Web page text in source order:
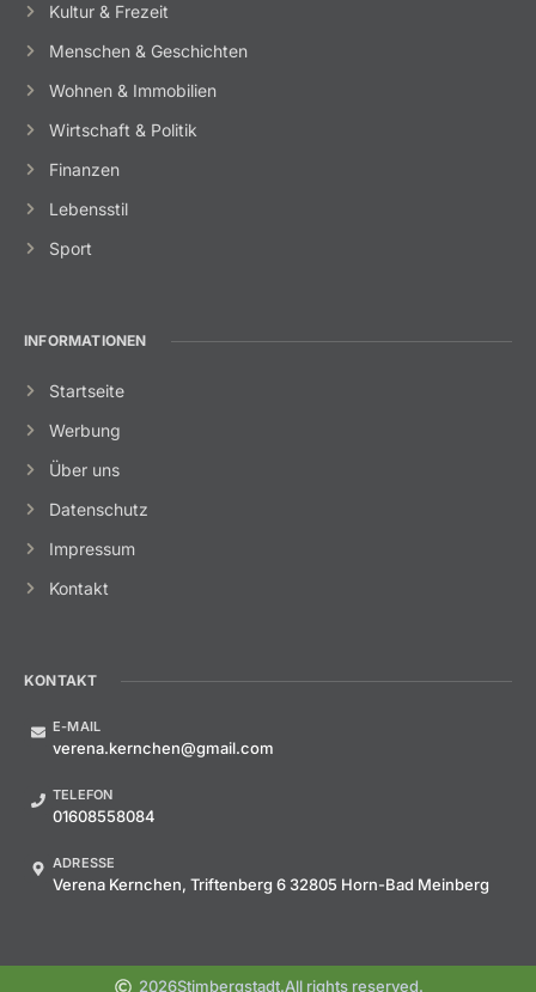
Kultur & Frezeit
Menschen & Geschichten
Wohnen & Immobilien
Wirtschaft & Politik
Finanzen
Lebensstil
Sport
INFORMATIONEN
Startseite
Werbung
Über uns
Datenschutz
Impressum
Kontakt
KONTAKT
E-MAIL
verena.kernchen@gmail.com
TELEFON
01608558084
ADRESSE
Verena Kernchen, Triftenberg 6 32805 Horn-Bad Meinberg
2026Stimbergstadt.All rights reserved.